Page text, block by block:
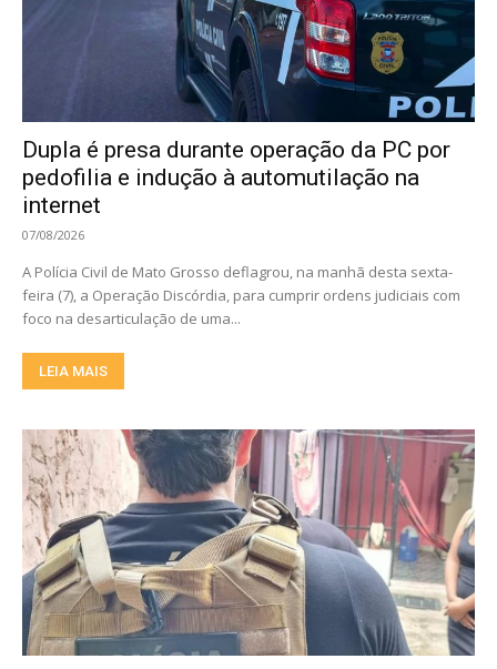
Dupla é presa durante operação da PC por
pedofilia e indução à automutilação na
internet
07/08/2026
A Polícia Civil de Mato Grosso deflagrou, na manhã desta sexta-
feira (7), a Operação Discórdia, para cumprir ordens judiciais com
foco na desarticulação de uma...
LEIA MAIS